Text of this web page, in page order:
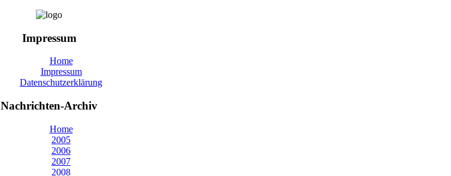
Impressum
Home
Impressum
Datenschutzerklärung
Nachrichten-Archiv
Home
2005
2006
2007
2008